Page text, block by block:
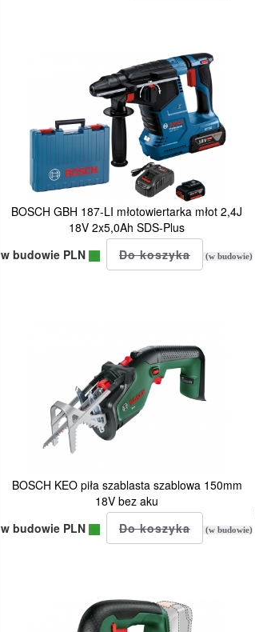
BOSCH GBH 187-LI młotowiertarka młot 2,4J
18V 2x5,0Ah SDS-Plus
w budowie PLN
(w budowie)
BOSCH KEO piła szablasta szablowa 150mm
18V bez aku
w budowie PLN
(w budowie)